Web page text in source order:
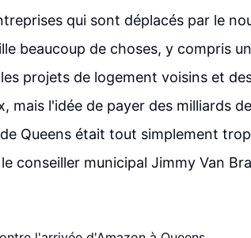
qui sont déplacés par le
beaucoup de choses, y compris
projets de logement voisins et
mais l'idée de payer des milliards
Queens était tout simplement
conseiller municipal Jimmy Van